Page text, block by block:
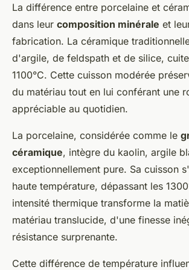
La différence entre porcelaine et
dans leur composition minérale et
fabrication. La céramique
d'argile, de feldspath et de silice,
1100°C. Cette cuisson modérée
du matériau tout en lui conférant une
appréciable au quotidien.
La porcelaine, considérée comme le
céramique, intègre du kaolin, argile
exceptionnellement pure. Sa cuisson
haute température, dépassant les
intensité thermique transforme la
matériau translucide, d'une finesse
résistance surprenante.
Cette différence de température